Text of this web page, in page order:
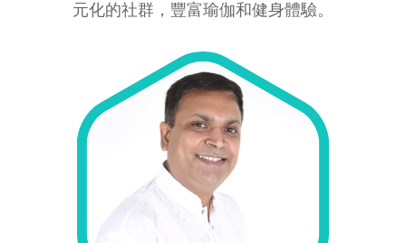
元化的社群，豐富瑜伽和健身體驗。